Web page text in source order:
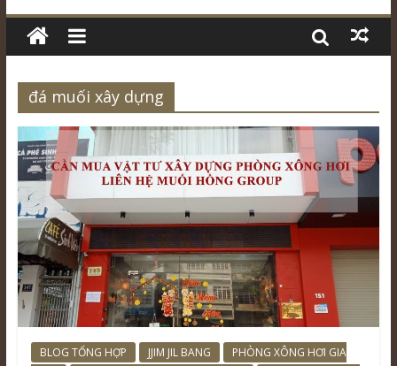
đá muối xây dựng
BLOG TỔNG HỢP JJIM JIL BANG
PHÒNG XÔNG HƠI GIA